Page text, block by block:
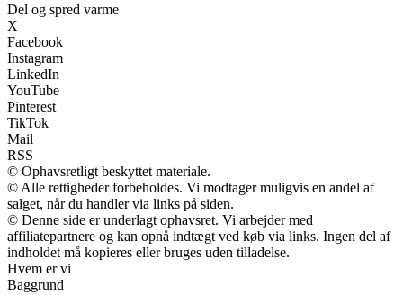
Del og spred varme
X
Facebook
Instagram
LinkedIn
YouTube
Pinterest
TikTok
Mail
RSS
© Ophavsretligt beskyttet materiale.
© Alle rettigheder forbeholdes. Vi modtager muligvis en andel af
salget, når du handler via links på siden.
© Denne side er underlagt ophavsret. Vi arbejder med
affiliatepartnere og kan opnå indtægt ved køb via links. Ingen del af
indholdet må kopieres eller bruges uden tilladelse.
Hvem er vi
Baggrund